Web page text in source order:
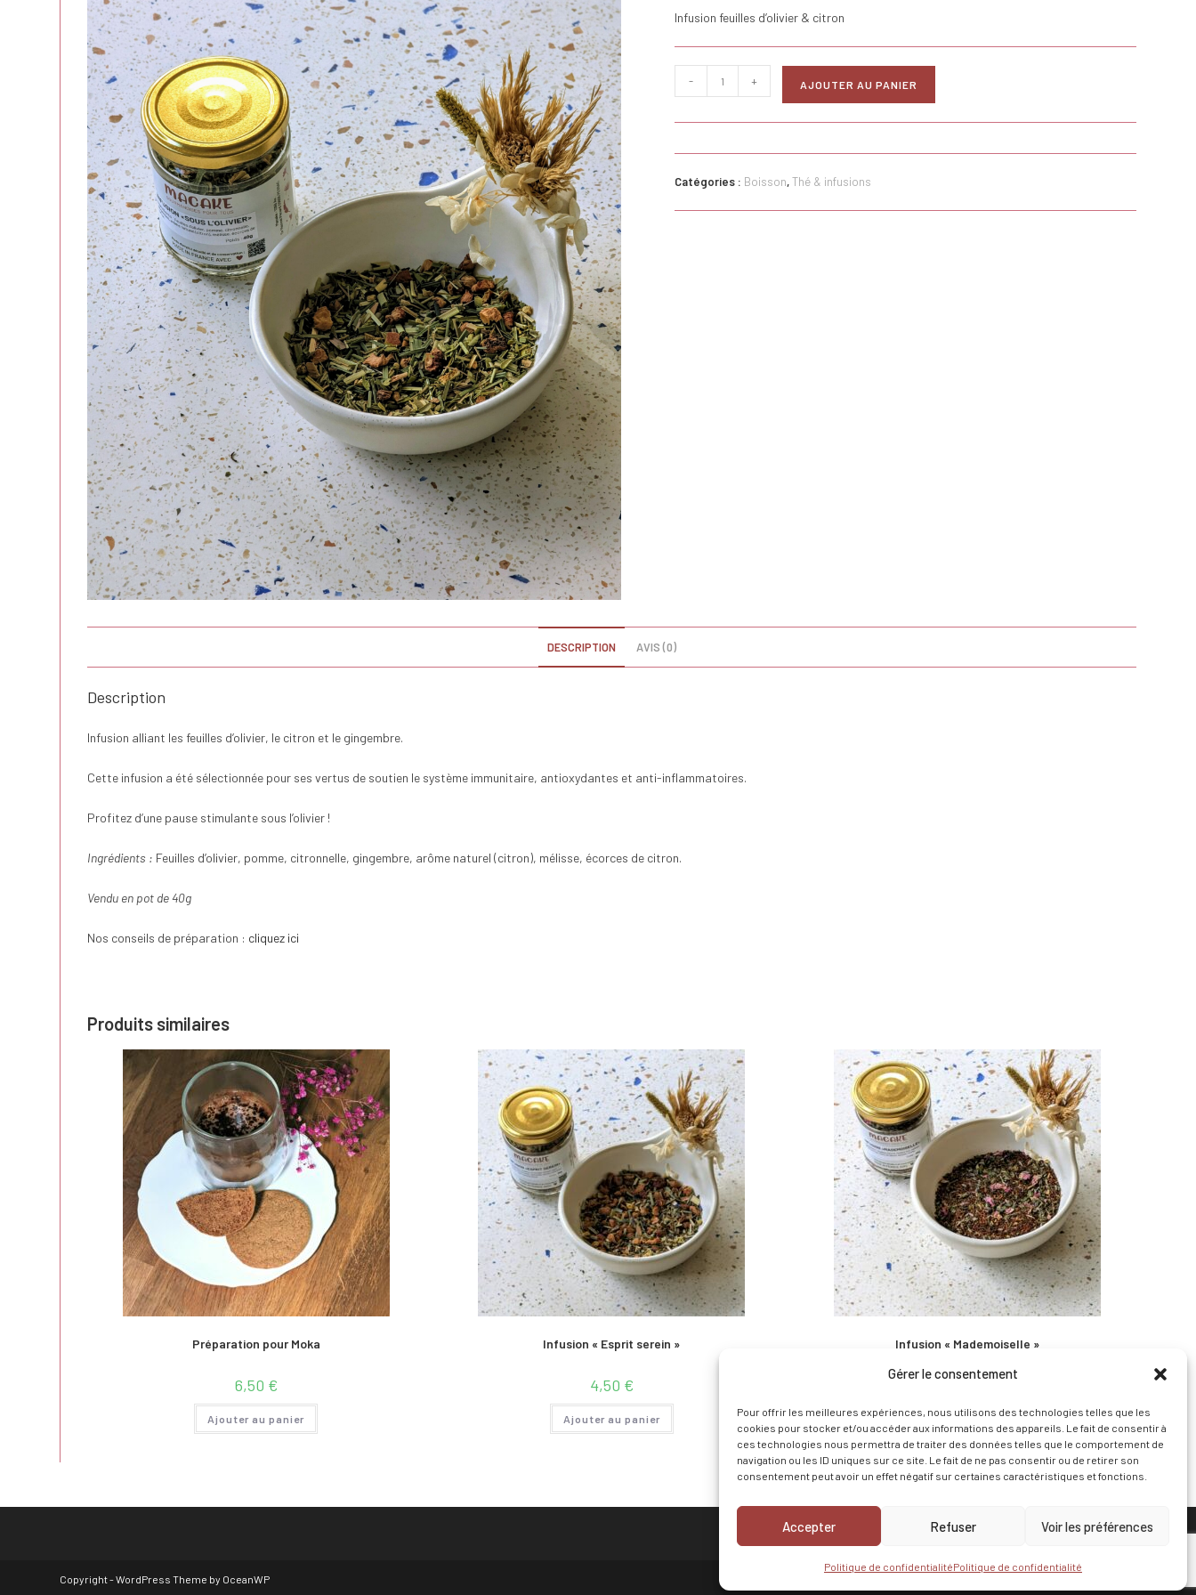
Gérer le consentement
Pour offrir les meilleures expériences, nous utilisons des technologies telles que les
cookies pour stocker et/ou accéder aux informations des appareils. Le fait de consentir à
ces technologies nous permettra de traiter des données telles que le comportement de
navigation ou les ID uniques sur ce site. Le fait de ne pas consentir ou de retirer son
consentement peut avoir un effet négatif sur certaines caractéristiques et fonctions.
Accepter Refuser Voir les préférences
Politique de confidentialitéPolitique de confidentialité
Infusion feuilles d’olivier & citron
de
Infusion
- + AJOUTER AU PANIER
Catégories : Boisson,Thé & infusions
DESCRIPTION AVIS (0)
Description
Infusion alliant les feuilles d’olivier, le citron et le gingembre.
Cette infusion a été sélectionnée pour ses vertus de soutien le système immunitaire, antioxydantes et anti-inflammatoires.
Profitez d’une pause stimulante sous l’olivier !
Ingrédients : Feuilles d’olivier, pomme, citronnelle, gingembre, arôme naturel (citron), mélisse, écorces de citron.
Vendu en pot de 40g
Nos conseils de préparation : cliquez ici
Produits similaires
Préparation pour Moka
6,50 €
Ajouter au panier
Infusion « Esprit serein »
4,50 €
Ajouter au panier
Infusion « Mademoiselle »
4,50€
Ajouter au panier
Copyright - WordPress Theme by OceanWP